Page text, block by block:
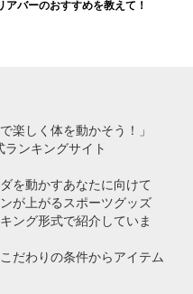
バーのおすすめを教えて！
楽しく体を動かそう！」
ンキングサイト
を動かすあなたに向けて
が上がるスポーツグッズ
ング形式で紹介していま
だわりの条件からアイテム